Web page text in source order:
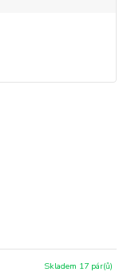
Skladem 17 pár(ů)